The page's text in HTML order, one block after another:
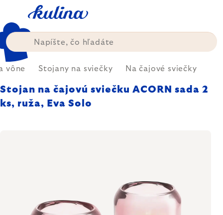
obsah
vône Stojany na sviečky Na čajové sviečky
Stojan na čajovú sviečku ACORN sada 2
ks, ruža, Eva Solo